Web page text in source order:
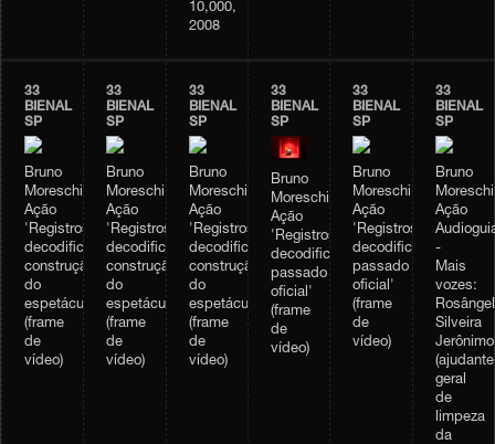
10,000,
2008
33
BIENAL
SP
Bruno
Moreschi,
Ação
'Registros
decodificados:
construção
do
espetáculo'
(frame
de
vídeo)
33
BIENAL
SP
Bruno
Moreschi,
Ação
'Registros
decodificados:
construção
do
espetáculo'
(frame
de
vídeo)
33
BIENAL
SP
Bruno
Moreschi,
Ação
'Registros
decodificados:
construção
do
espetáculo'
(frame
de
vídeo)
33
BIENAL
SP
Bruno
Moreschi,
Ação
'Registros
decodificados:
passado
oficial'
(frame
de
vídeo)
33
BIENAL
SP
Bruno
Moreschi,
Ação
'Registros
decodificados:
passado
oficial'
(frame
de
vídeo)
33
BIENAL
SP
Bruno
Ação
-
Mais
vozes:
Silveira
Jerônimo
(ajudante
geral
de
limpeza
da